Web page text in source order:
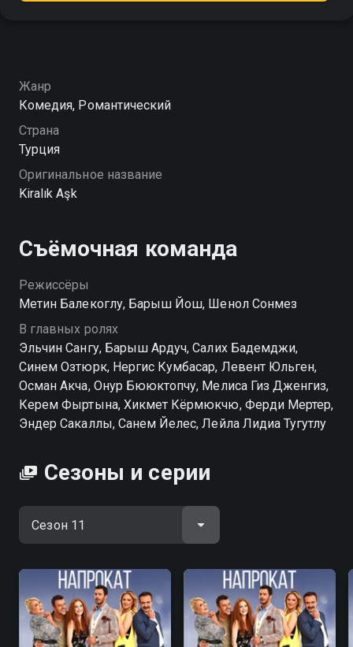
Жанр
Комедия, Романтический
Страна
Турция
Оригинальное название
Kiralık Aşk
Съёмочная команда
Режиссёры
Метин Балекоглу, Барыш Йош, Шенол Сонмез
В главных ролях
Эльчин Сангу, Барыш Ардуч, Салих Бадемджи,
Синем Озтюрк, Нергис Кумбасар, Левент Юльген,
Осман Акча, Онур Бююктопчу, Мелиса Гиз Дженгиз,
Керем Фыртына, Хикмет Кёрмюкчю, Ферди Мертер,
Эндер Сакаллы, Санем Йелес, Лейла Лидиа Тугутлу
Сезоны и серии